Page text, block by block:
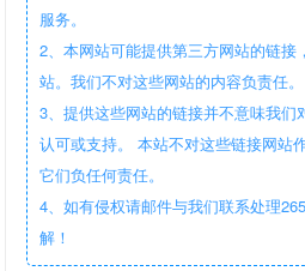
服务。
2、本网站可能提供第三方网站的链接
站。我们不对这些网站的内容负责任。
3、提供这些网站的链接并不意味我们
认可或支持。 本站不对这些链接网站
它们负任何责任。
4、如有侵权请邮件与我们联系处理
解！